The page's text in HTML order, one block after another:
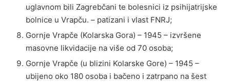
uglavnom bili Zagrebčani te bolesnici iz psihijatrijske
bolnice u Vrapču. – patizani i vlast FNRJ;
Gornje Vrapče (Kolarska Gora) – 1945 – izvršene
masovne likvidacije na više od 70 osoba;
Gornje Vrapče (u blizini Kolarske Gore) – 1945 –
ubijeno oko 180 osoba i bačeno i zatrpano na šest